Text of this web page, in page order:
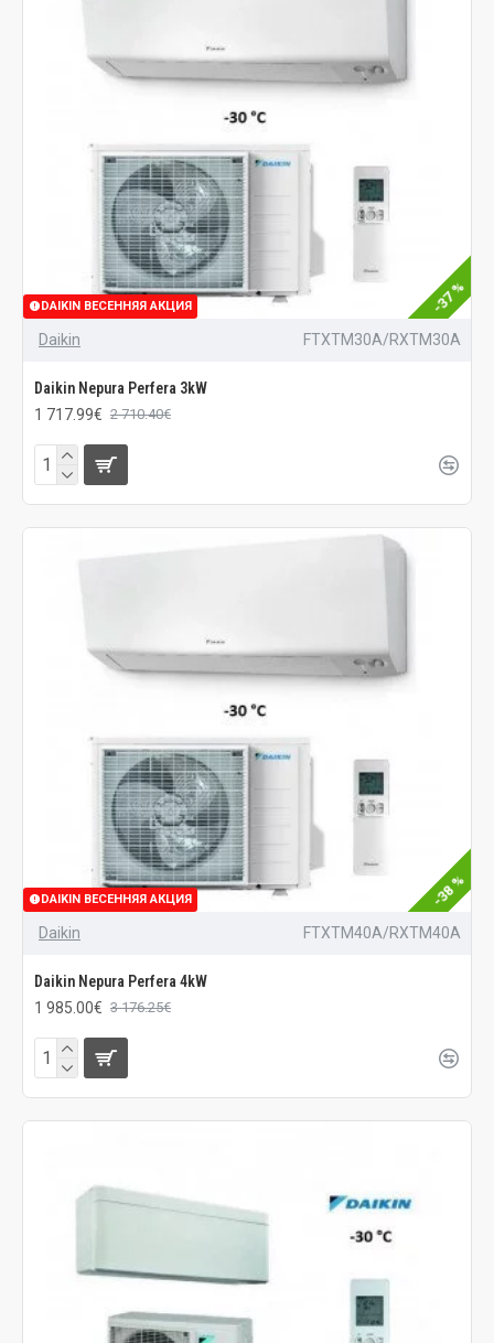
DAIKIN ВЕСЕННЯЯ АКЦИЯ -37 %
Daikin FTXTM30A/RXTM30A
Daikin Nepura Perfera 3kW
1 717.99€ 2 710.40€
DAIKIN ВЕСЕННЯЯ АКЦИЯ -38 %
Daikin FTXTM40A/RXTM40A
Daikin Nepura Perfera 4kW
1 985.00€ 3 176.25€